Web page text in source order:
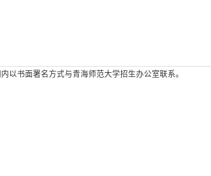
以书面署名方式与青海师范大学招生办公室联系。